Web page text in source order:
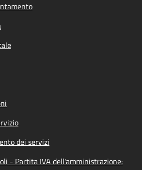
dei servizi
- Partita IVA dell'amministrazione: